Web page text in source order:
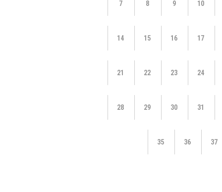
7 8 9 10
14 15 16 17
21 22 23 24
28 29 30 31
35 36 37